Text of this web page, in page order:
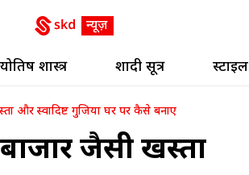
शास्त्र शादी सूत्र स्टाइल
और स्वादिष्ट गुजिया घर पर कैसे बनाए
जैसी खस्ता